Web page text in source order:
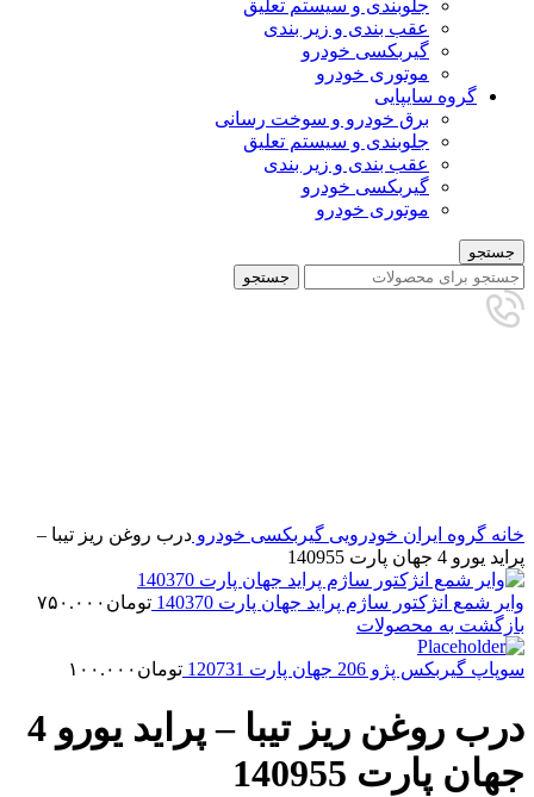
جلوبندی و سیستم تعلیق
عقب بندی و زیر بندی
گیربکسی خودرو
موتوری خودرو
گروه سایپایی
برق خودرو و سوخت رسانی
جلوبندی و سیستم تعلیق
عقب بندی و زیر بندی
گیربکسی خودرو
موتوری خودرو
جستجو
جستجو
خانه گروه ایران خودرویی گیربکسی خودرو درب روغن ریز تیبا –
پراید یورو 4 جهان پارت 140955
وایر شمع انژکتور ساژم پراید جهان پارت 140370 تومان ۷۵۰.۰۰۰
بازگشت به محصولات
سوپاپ گیربکس پژو 206 جهان پارت 120731 تومان ۱۰۰.۰۰۰
درب روغن ریز تیبا – پراید یورو 4
جهان پارت 140955